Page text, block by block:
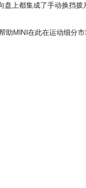
上都集成了手动换挡拨
MINI在此在运动细分市